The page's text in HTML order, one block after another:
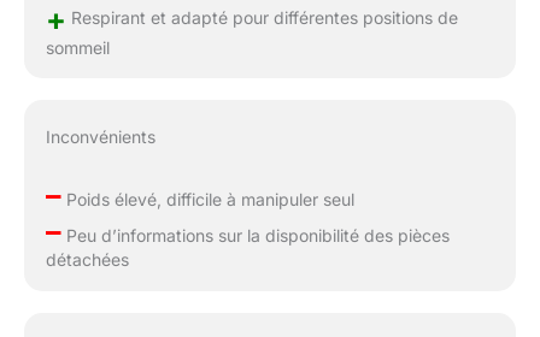
plus rapidement.
72 heures pour que le
matelas se déplie
complètement et
+ Respirant et adapté pour différentes positions de
sommeil
Inconvénients
–Poids élevé, difficile à manipuler seul
–Peu d’informations sur la disponibilité des pièces
détachées